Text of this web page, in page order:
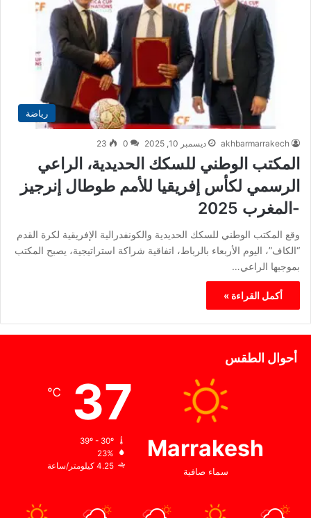
رياضة
akhbarmarrakech ديسمبر 10, 2025 0
23
المكتب الوطني للسكك الحديدية، الراعي
الرسمي لكأس إفريقيا للأمم طوطال إنرجيز
-المغرب 2025
وقع المكتب الوطني للسكك الحديدية والكونفدرالية الإفريقية لكرة القدم
“الكاف”، اليوم الأربعاء بالرباط، اتفاقية شراكة استراتيجية، يصبح المكتب
بموجبها الراعي…
أكمل القراءة »
أحوال الطقس
Marrakesh
سماء صافية
37
℃
23%
4.25 كيلومتر/ساعة